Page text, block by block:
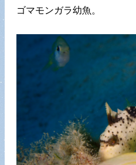
ゴマモンガラ幼魚。